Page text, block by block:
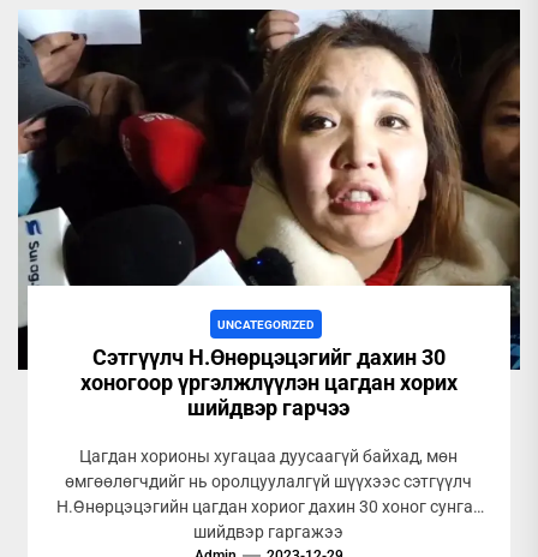
UNCATEGORIZED
Сэтгүүлч Н.Өнөрцэцэгийг дахин 30
хоногоор үргэлжлүүлэн цагдан хорих
шийдвэр гарчээ
Цагдан хорионы хугацаа дуусаагүй байхад, мөн
өмгөөлөгчдийг нь оролцуулалгүй шүүхээс сэтгүүлч
Н.Өнөрцэцэгийн цагдан хориог дахин 30 хоног сунгах
шийдвэр гаргажээ